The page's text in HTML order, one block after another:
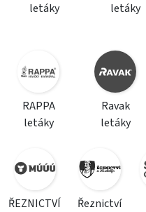
letáky
letáky
RAPPA
letáky
Ravak
letáky
ŘEZNICTVÍ
Řeznictví